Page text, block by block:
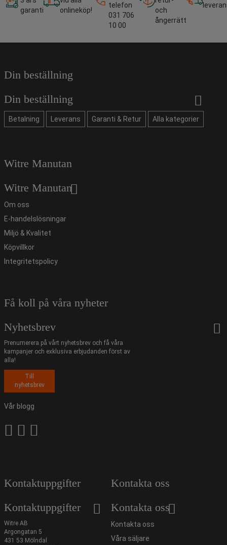
garanti
onlineköp!
telefon
031 706
10 00
och
ångerrätt
Din beställning
Din beställning
Betalning Leverans Garanti & Retur Alla kategorier
Witre Manutan
Witre Manutan
Om oss
E-handelslösningar
Miljö & Kvalitet
Köpvillkor
Integritetspolicy
Få koll på våra nyheter
Nyhetsbrev
Prenumerera på vårt nyhetsbrev och få våra
kampanjer och exklusiva erbjudanden först av
alla!
Till
nyhetsbrev
Vår blogg
Kontaktuppgifter
Kontaktuppgifter
Witre AB
Argongatan 5
431 53 Mölndal
Kontakta oss
Kontakta oss
Kontakta oss
Våra säljare